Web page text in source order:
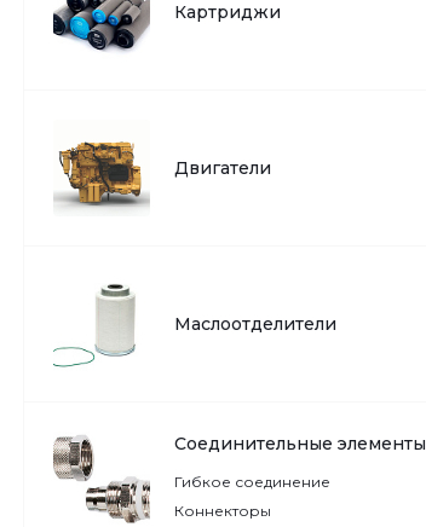
Картриджи
Двигатели
Маслоотделители
Соединительные элементы
Гибкое соединение
Коннекторы